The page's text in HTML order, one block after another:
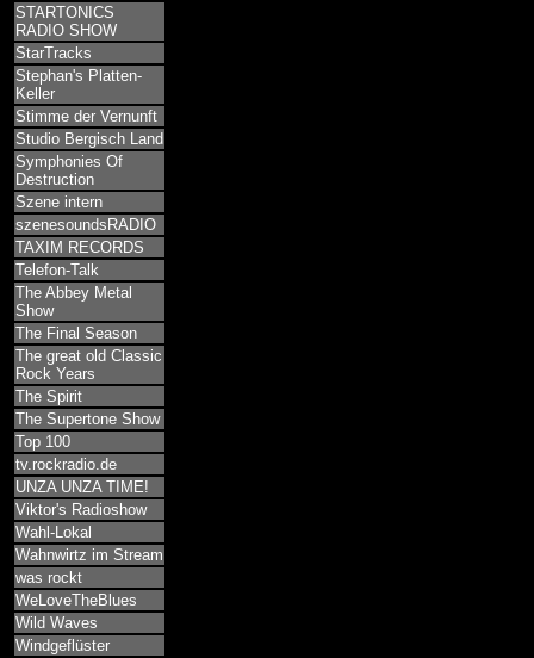
STARTONICS
RADIO SHOW
StarTracks
Stephan's Platten-
Keller
Stimme der Vernunft
Studio Bergisch Land
Symphonies Of
Destruction
Szene intern
szenesoundsRADIO
TAXIM RECORDS
Telefon-Talk
The Abbey Metal
Show
The Final Season
The great old Classic
Rock Years
The Spirit
The Supertone Show
Top 100
tv.rockradio.de
UNZA UNZA TIME!
Viktor's Radioshow
Wahl-Lokal
Wahnwirtz im Stream
was rockt
WeLoveTheBlues
Wild Waves
Windgeflüster